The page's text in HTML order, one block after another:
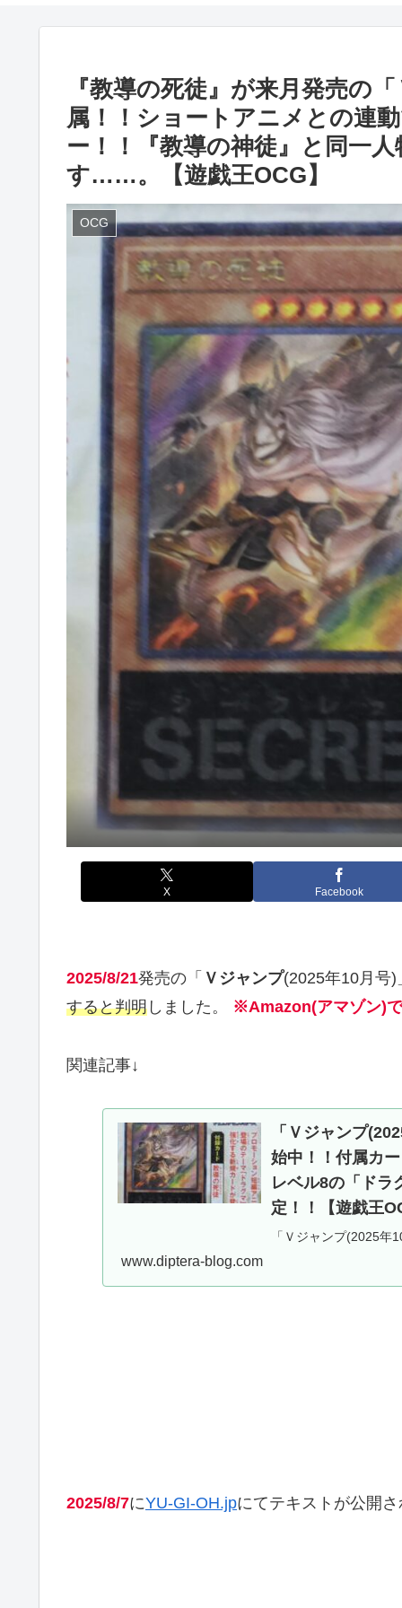
『教導の死徒』が来月発売の
属！！ショートアニメとの連
ー！！『教導の神徒』と同一
す……。【遊戯王OCG】
OCG
X Facebook
2025/8/21発売の「 Ｖジャンプ(2025年10月号)
すると判明 しました。 ※Amazon(アマゾン)
関連記事↓
「Ｖジャンプ
始中！！付属カ
レベル8の「ドラ
定！！【遊戯王
「Ｖジャンプ(2025年
www.diptera-blog.com
2025/8/7にYU-GI-OH.jpにてテキストが公開